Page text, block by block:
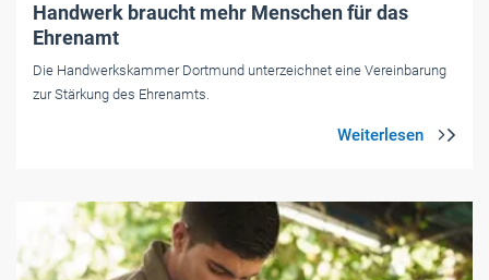
Handwerk braucht mehr Menschen für das
Ehrenamt
Die Handwerkskammer Dortmund unterzeichnet eine Vereinbarung
zur Stärkung des Ehrenamts.